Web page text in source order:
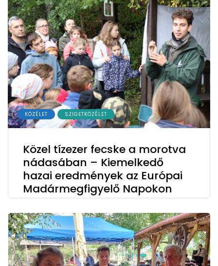
KÖZÉLET SZIGETKÖZÉLET
Közel tízezer fecske a morotva
nádasában – Kiemelkedő
hazai eredmények az Európai
Madármegfigyelő Napokon